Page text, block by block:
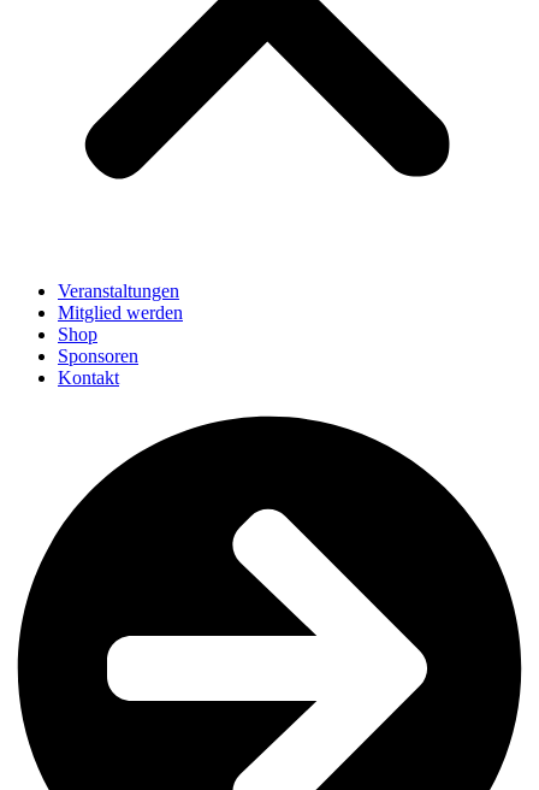
Veranstaltungen
Mitglied werden
Shop
Sponsoren
Kontakt